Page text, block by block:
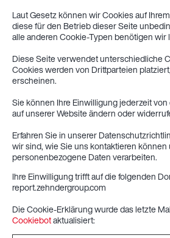
Laut Gesetz können wir Cookies auf
diese für den Betrieb dieser Seite
alle anderen Cookie-Typen benötigen wir
Diese Seite verwendet unterschiedliche
Cookies werden von Drittparteien
erscheinen.
Sie können Ihre Einwilligung jederzeit
auf unserer Website ändern oder
Erfahren Sie in unserer
wir sind, wie Sie uns kontaktieren
personenbezogene Daten verarbeiten.
Ihre Einwilligung trifft auf die folgenden
report.zehndergroup.com
Die Cookie-Erklärung wurde das letzte
Cookiebotaktualisiert: